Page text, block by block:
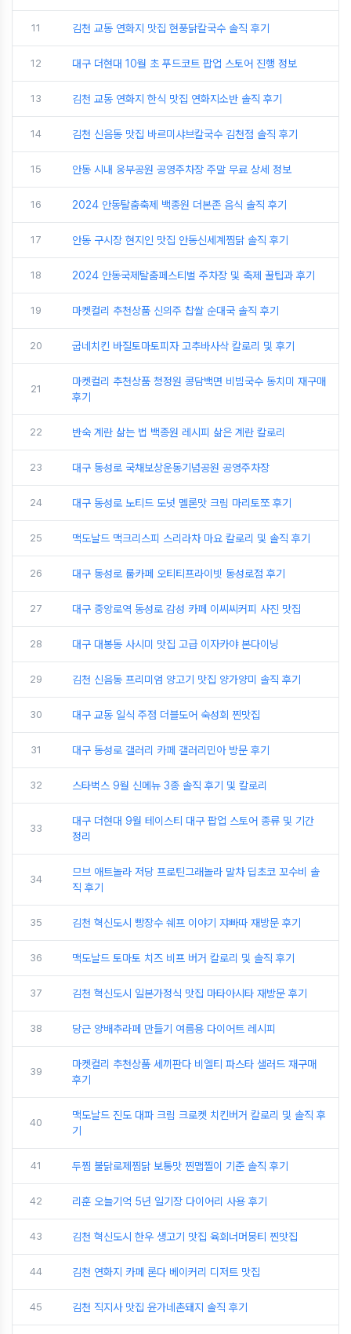
11 김천 교동 연화지 맛집 현풍닭칼국수 솔직 후기
12 대구 더현대 10월 초 푸드코트 팝업 스토어 진행 정보
13 김천 교동 연화지 한식 맛집 연화지소반 솔직 후기
14 김천 신음동 맛집 바르미샤브칼국수 김천점 솔직 후기
15 안동 시내 웅부공원 공영주차장 주말 무료 상세 정보
16 2024 안동탈춤축제 백종원 더본존 음식 솔직 후기
17 안동 구시장 현지인 맛집 안동신세계찜닭 솔직 후기
18 2024 안동국제탈춤페스티벌 주차장 및 축제 꿀팁과 후기
19 마켓컬리 추천상품 신의주 찹쌀 순대국 솔직 후기
20 굽네치킨 바질토마토피자 고추바사삭 칼로리 및 후기
21
마켓컬리 추천상품 청정원 콩담백면 비빔국수 동치미 재구매
후기
22 반숙 계란 삶는 법 백종원 레시피 삶은 계란 칼로리
23 대구 동성로 국채보상운동기념공원 공영주차장
24 대구 동성로 노티드 도넛 멜론맛 크림 마리토쪼 후기
25 맥도날드 맥크리스피 스리라차 마요 칼로리 및 솔직 후기
26 대구 동성로 룸카페 오티티프라이빗 동성로점 후기
27 대구 중앙로역 동성로 감성 카페 이씨씨커피 사진 맛집
28 대구 대봉동 사시미 맛집 고급 이자카야 본다이닝
29 김천 신음동 프리미엄 양고기 맛집 양가양미 솔직 후기
30 대구 교동 일식 주점 더블도어 숙성회 찐맛집
31 대구 동성로 갤러리 카페 갤러리민아 방문 후기
32 스타벅스 9월 신메뉴 3종 솔직 후기 및 칼로리
33
대구 더현대 9월 테이스티 대구 팝업 스토어 종류 및 기간
정리
34
므브 애트놀라 저당 프로틴그래놀라 말차 딥초코 꼬수비 솔
직 후기
35 김천 혁신도시 빵장수 쉐프 이야기 쟈빠따 재방문 후기
36 맥도날드 토마토 치즈 비프 버거 칼로리 및 솔직 후기
37 김천 혁신도시 일본가정식 맛집 마타아시타 재방문 후기
38 당근 양배추라페 만들기 여름용 다이어트 레시피
39
마켓컬리 추천상품 세끼판다 비엘티 파스타 샐러드 재구매
후기
40
맥도날드 진도 대파 크림 크로켓 치킨버거 칼로리 및 솔직 후
기
41 두찜 불닭로제찜닭 보통맛 찐맵찔이 기준 솔직 후기
42 리훈 오늘기억 5년 일기장 다이어리 사용 후기
43 김천 혁신도시 한우 생고기 맛집 육회너머뭉티 찐맛집
44 김천 연화지 카페 론다 베이커리 디저트 맛집
45 김천 직지사 맛집 윤가네촌돼지 솔직 후기